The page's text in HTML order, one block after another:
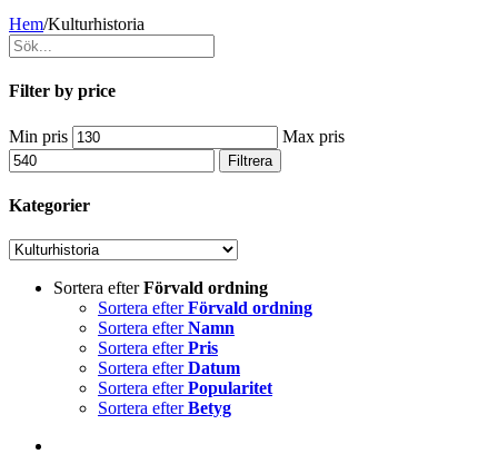
Hem/Kulturhistoria
Filter by price
Min pris Max pris
Filtrera
Kategorier
Sortera efterFörvald ordning
Sortera efterFörvald ordning
Sortera efterNamn
Sortera efterPris
Sortera efterDatum
Sortera efterPopularitet
Sortera efterBetyg